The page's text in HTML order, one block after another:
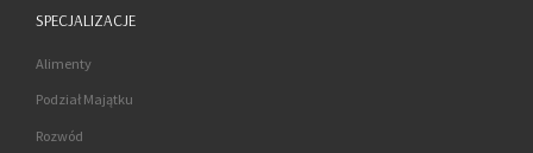
SPECJALIZACJE
Alimenty
Podział Majątku
Rozwód